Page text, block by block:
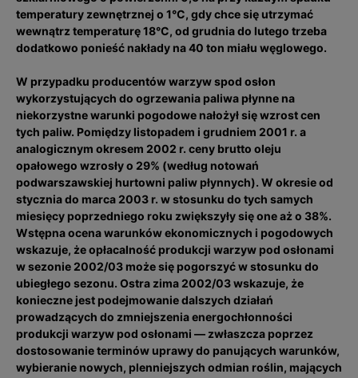
temperatury zewnętrznej o 1°C, gdy chce się utrzymać
wewnątrz temperaturę 18°C, od grudnia do lutego trzeba
dodatkowo ponieść nakłady na 40 ton miału węglowego.
W przypadku producentów warzyw spod osłon
wykorzystujących do ogrzewania paliwa płynne na
niekorzystne warunki pogodowe nałożył się wzrost cen
tych paliw. Pomiędzy listopadem i grudniem 2001 r. a
analogicznym okresem 2002 r. ceny brutto oleju
opałowego wzrosły o 29% (według notowań
podwarszawskiej hurtowni paliw płynnych). W okresie od
stycznia do marca 2003 r. w stosunku do tych samych
miesięcy poprzedniego roku zwiększyły się one aż o 38%.
Wstępna ocena warunków ekonomicznych i pogodowych
wskazuje, że opłacalność produkcji warzyw pod osłonami
w sezonie 2002/03 może się pogorszyć w stosunku do
ubiegłego sezonu. Ostra zima 2002/03 wskazuje, że
konieczne jest podejmowanie dalszych działań
prowadzących do zmniejszenia energochłonności
produkcji warzyw pod osłonami — zwłaszcza poprzez
dostosowanie terminów uprawy do panujących warunków,
wybieranie nowych, plenniejszych odmian roślin, mających